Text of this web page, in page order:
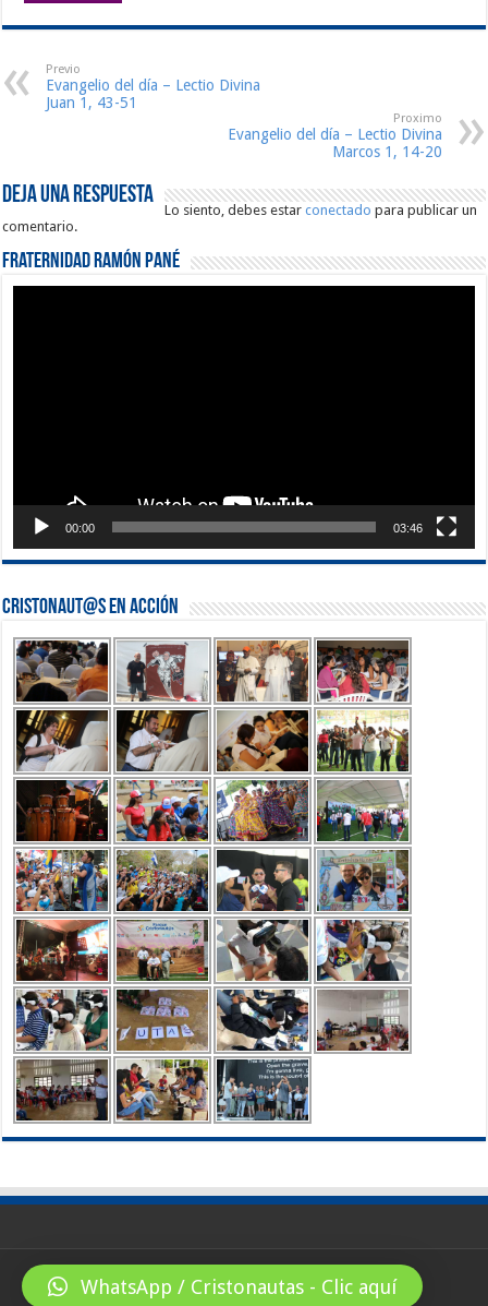
Previo
Evangelio del día – Lectio Divina
Juan 1, 43-51
Proximo
Evangelio del día – Lectio Divina
Marcos 1, 14-20
Deja una respuesta
Lo siento, debes estarconectado para publicar un
comentario.
Fraternidad Ramón Pané
00:00 03:46
Cristonaut@s en Acción
WhatsApp / Cristonautas - Clic aquí